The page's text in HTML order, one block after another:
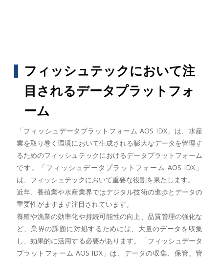
フィッシュテックにおいて注
目されるデータプラットフォ
ーム
「フィッシュデータプラットフォーム AOS IDX」は、水産
業を取り巻く環境において生成される膨大なデータを管理す
るためのフィッシュテックにおけるデータプラットフォーム
です。「フィッシュデータプラットフォーム AOS IDX」
は、フィッシュテックにおいて重要な役割を果たします。
近年、養殖業や水産業界ではデジタル技術の進歩とデータの
重要性がますます注目されています。
養殖や漁業の効率化や持続可能性の向上、品質管理の強化な
ど、業界の課題に対処するためには、大量のデータを収集
し、効果的に活用する必要があります。「フィッシュデータ
プラットフォーム AOS IDX」は、データの収集、保管、管